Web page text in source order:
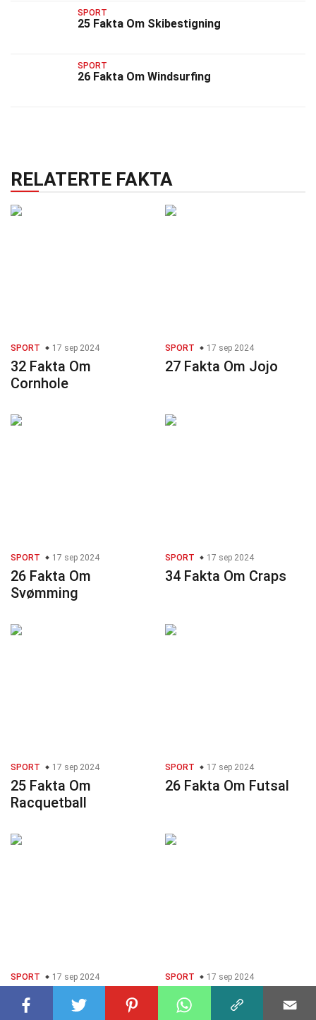
SPORT
25 Fakta Om Skibestigning
SPORT
26 Fakta Om Windsurfing
RELATERTE FAKTA
SPORT 17 sep 2024
32 Fakta Om
Cornhole
SPORT 17 sep 2024
27 Fakta Om Jojo
SPORT 17 sep 2024
26 Fakta Om
Svømming
SPORT 17 sep 2024
34 Fakta Om Craps
SPORT 17 sep 2024
25 Fakta Om
Racquetball
SPORT 17 sep 2024
26 Fakta Om Futsal
SPORT 17 sep 2024
37 Fakta Om
Skiskyting
SPORT 17 sep 2024
28 Fakta Om
Bodysurfing